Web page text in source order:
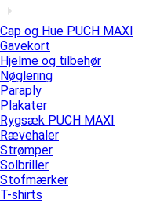
Cap og Hue PUCH MAXI
Gavekort
Hjelme og tilbehør
Nøglering
Paraply
Plakater
Rygsæk PUCH MAXI
Rævehaler
Strømper
Solbriller
Stofmærker
T-shirts